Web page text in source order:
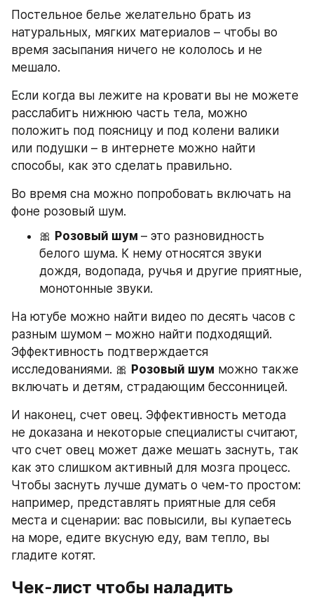
Постельное белье желательно брать из
натуральных, мягких материалов – чтобы во
время засыпания ничего не кололось и не
мешало.
Если когда вы лежите на кровати вы не можете
расслабить нижнюю часть тела, можно
положить под поясницу и под колени валики
или подушки – в интернете можно найти
способы, как это сделать правильно.
Во время сна можно попробовать включать на
фоне розовый шум.
🎀 Розовый шум – это разновидность
белого шума. К нему относятся звуки
дождя, водопада, ручья и другие приятные,
монотонные звуки.
На ютубе можно найти видео по десять часов с
разным шумом – можно найти подходящий.
Эффективность подтверждается
исследованиями. 🎀 Розовый шум можно также
включать и детям, страдающим бессонницей.
И наконец, счет овец. Эффективность метода
не доказана и некоторые специалисты считают,
что счет овец может даже мешать заснуть, так
как это слишком активный для мозга процесс.
Чтобы заснуть лучше думать о чем-то простом:
например, представлять приятные для себя
места и сценарии: вас повысили, вы купаетесь
на море, едите вкусную еду, вам тепло, вы
гладите котят.
Чек-лист чтобы наладить